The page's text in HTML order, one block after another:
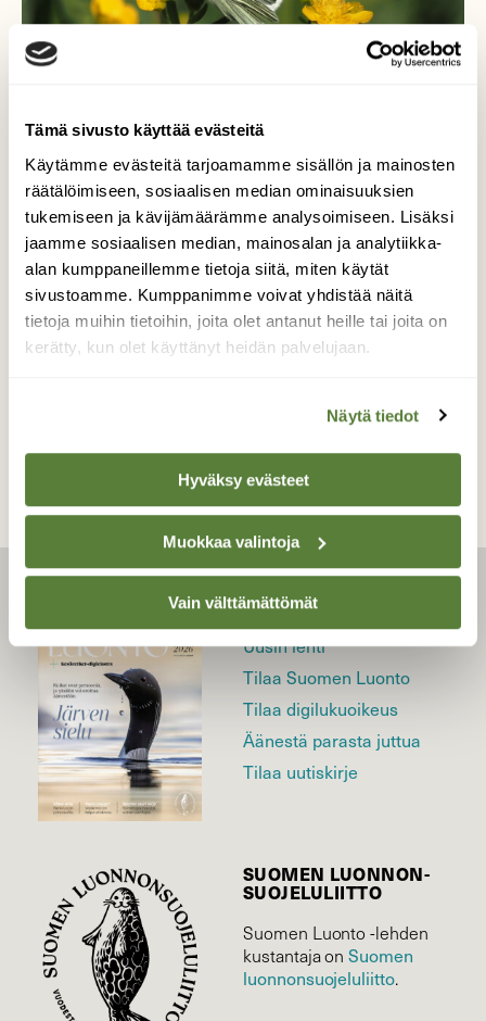
Tämä sivusto käyttää evästeitä
Käytämme evästeitä tarjoamamme sisällön ja mainosten
räätälöimiseen, sosiaalisen median ominaisuuksien
tukemiseen ja kävijämäärämme analysoimiseen. Lisäksi
jaamme sosiaalisen median, mainosalan ja analytiikka-
alan kumppaneillemme tietoja siitä, miten käytät
sivustoamme. Kumppanimme voivat yhdistää näitä
tietoja muihin tietoihin, joita olet antanut heille tai joita on
kerätty, kun olet käyttänyt heidän palvelujaan.
Näytä tiedot
Hyväksy evästeet
Muokkaa valintoja
Vain välttämättömät
Kesä on tullut.
Nam...makealta maistuu.
Valokuvaaja: Arja Valtonen, Holma Lahti 20.5.2023
LEHTI
Uusin lehti
Tilaa Suomen Luonto
Tilaa digilukuoikeus
Äänestä parasta juttua
Tilaa uutiskirje
SUOMEN LUONNON­
SUOJELU­LIITTO
Suomen Luonto -lehden
kustantaja onSuomen
luonnonsuojelu­liitto.